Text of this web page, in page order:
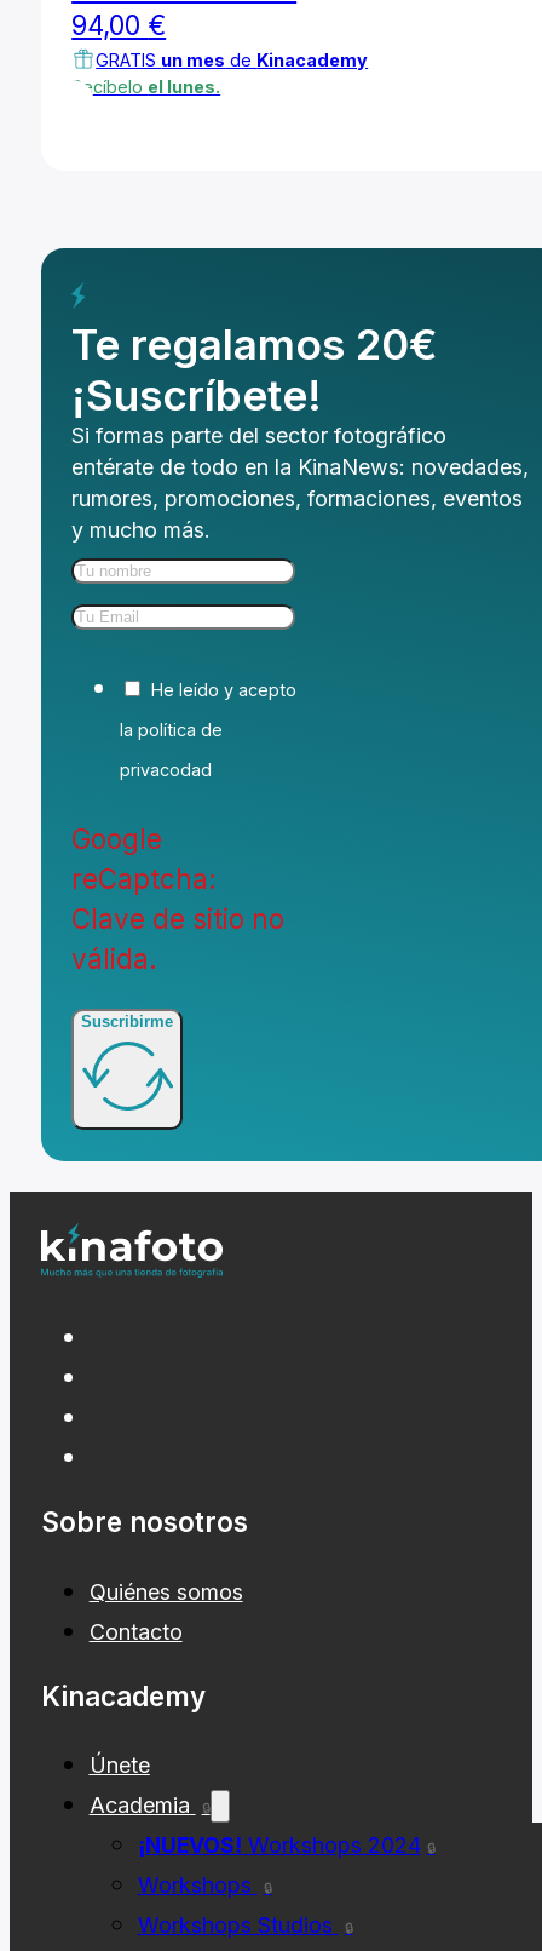
94,00 €
GRATIS un mes de Kinacademy
Recíbelo el lunes.
Te regalamos 20€
¡Suscríbete!
Si formas parte del sector fotográfico
entérate de todo en la KinaNews: novedades,
rumores, promociones, formaciones, eventos
y mucho más.
He leído y acepto
la política de
privacodad
Google
reCaptcha:
Clave de sitio no
válida.
Suscribirme
Sobre nosotros
Quiénes somos
Contacto
Kinacademy
Únete
Academia
🔒
¡NUEVOS! Workshops 2024 🔒
Workshops 🔒
Workshops Studios 🔒